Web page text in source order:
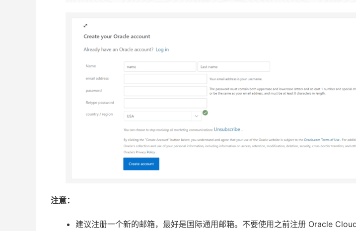
注意：
建议注册一个新的邮箱，最好是国际通用邮箱。不要使用之前注册 Oracle Cloud